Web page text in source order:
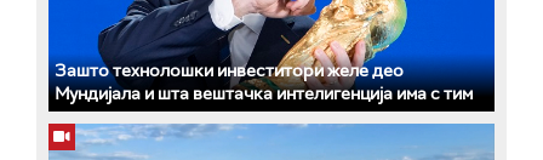
Зашто технолошки инвеститори желе део
Мундијала и шта вештачка интелигенција има с тим